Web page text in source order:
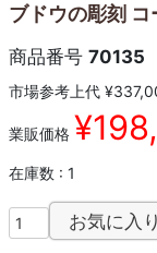
ブドウの彫刻
商品番号 70135
市場参考上代 ¥
業販価格 ¥
在庫数 1
お気に入り